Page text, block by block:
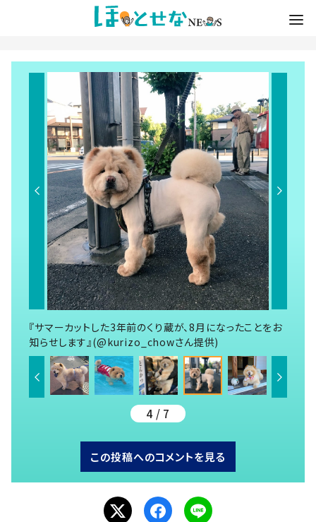
『サマーカットした3年前のくり蔵が、8月になったことをお
知らせします』(@kurizo_chowさん提供)
4 / 7
この投稿へのコメントを見る